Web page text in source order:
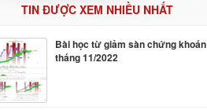
TIN ĐƯỢC XEM NHIỀU NHẤT
Bài học từ giảm sàn chứng khoán
tháng 11/2022